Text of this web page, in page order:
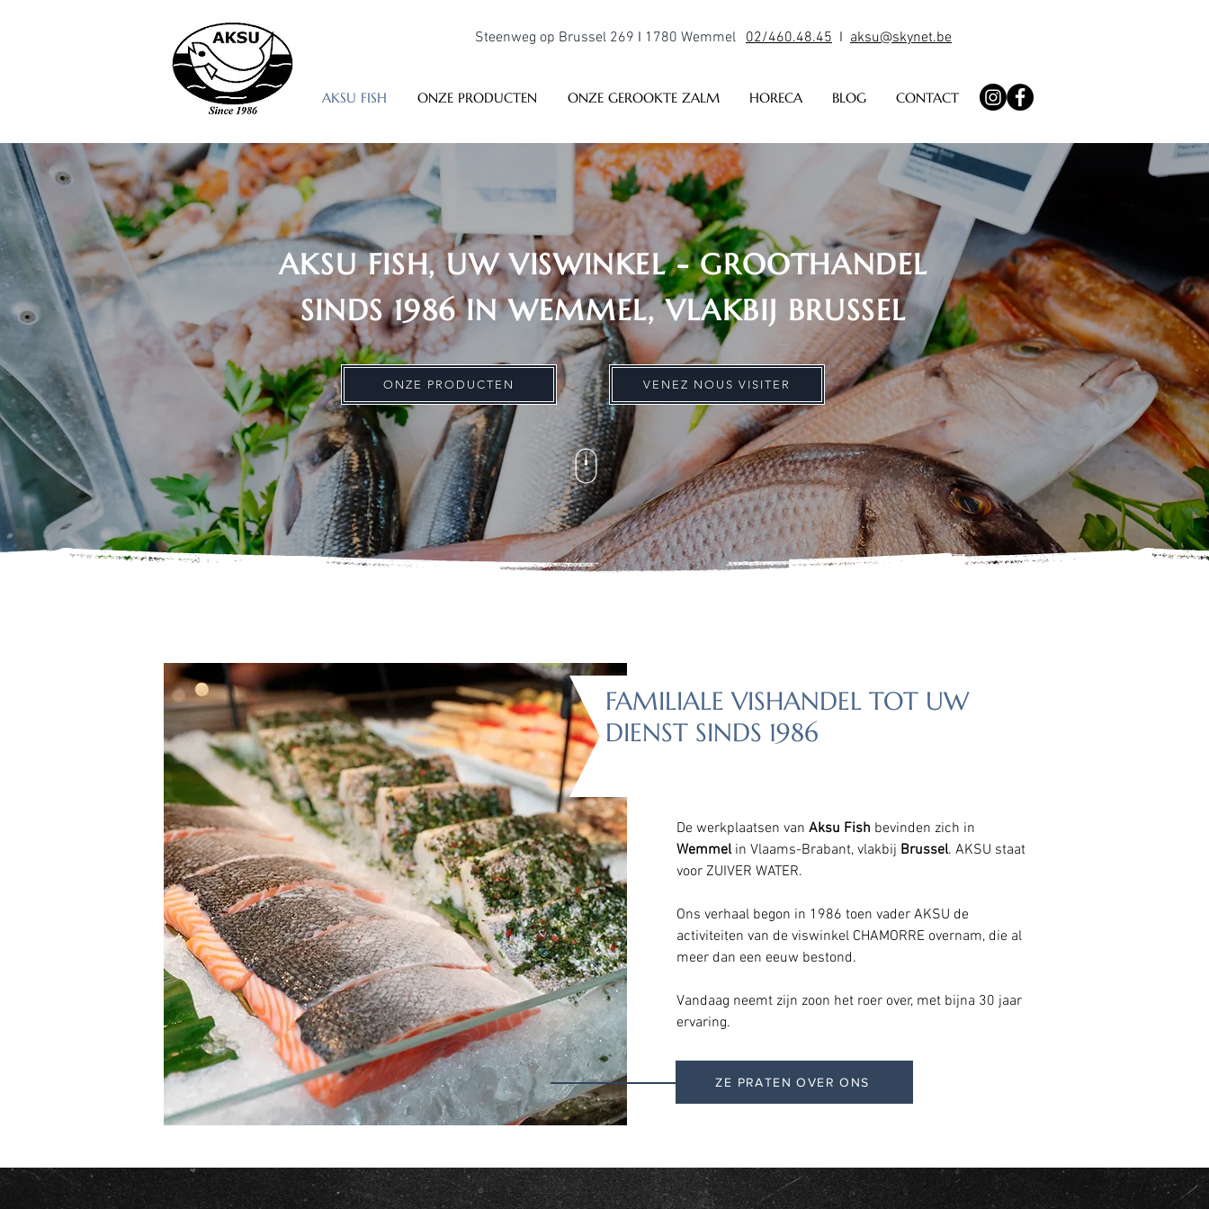
Steenweg op Brussel 269 I 1780 Wemmel 02/460.48.45 I aksu@skynet.be
AKSU FISH ONZE PRODUCTEN ONZE GEROOKTE ZALM HORECA BLOG CONTACT
De werkplaatsen van Aksu Fish bevinden zich in
Wemmel in Vlaams-Brabant, vlakbij Brussel. AKSU staat
voor ZUIVER WATER.
Ons verhaal begon in 1986 toen vader AKSU de
activiteiten van de viswinkel CHAMORRE overnam, die al
meer dan een eeuw bestond.
Vandaag neemt zijn zoon het roer over, met bijna 30 jaar
ervaring.
FAMILIALE VISHANDEL TOT UW
DIENST SINDS 1986
ZE PRATEN OVER ONS
AKSU FISH, UW VISWINKEL - GROOTHANDEL
SINDS 1986 IN WEMMEL, VLAKBIJ BRUSSEL
ONZE PRODUCTEN VENEZ NOUS VISITER